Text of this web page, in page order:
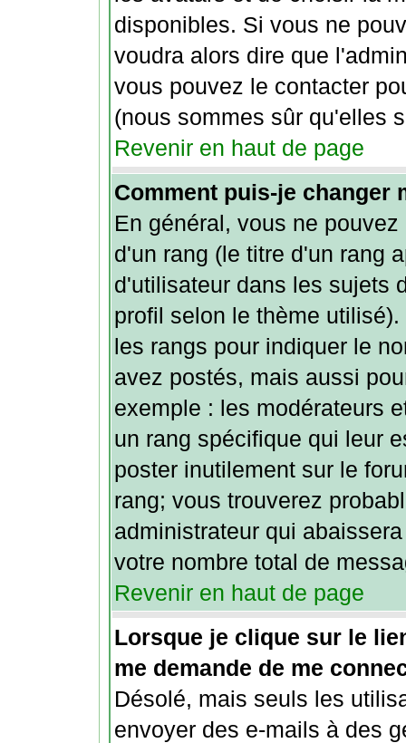
disponibles. Si vous ne
voudra alors dire que
vous pouvez le contacter
(nous sommes sûr qu'elles
Revenir en haut de page
Comment puis-je changer
En général, vous ne
d'un rang (le titre d'un rang
d'utilisateur dans les sujets
profil selon le thème
les rangs pour indiquer le
avez postés, mais aussi
exemple : les modérateurs
un rang spécifique qui leur
poster inutilement sur le
rang; vous trouverez
administrateur qui
votre nombre total de
Revenir en haut de page
Lorsque je clique sur le
me demande de me
Désolé, mais seuls les
envoyer des e-mails à des